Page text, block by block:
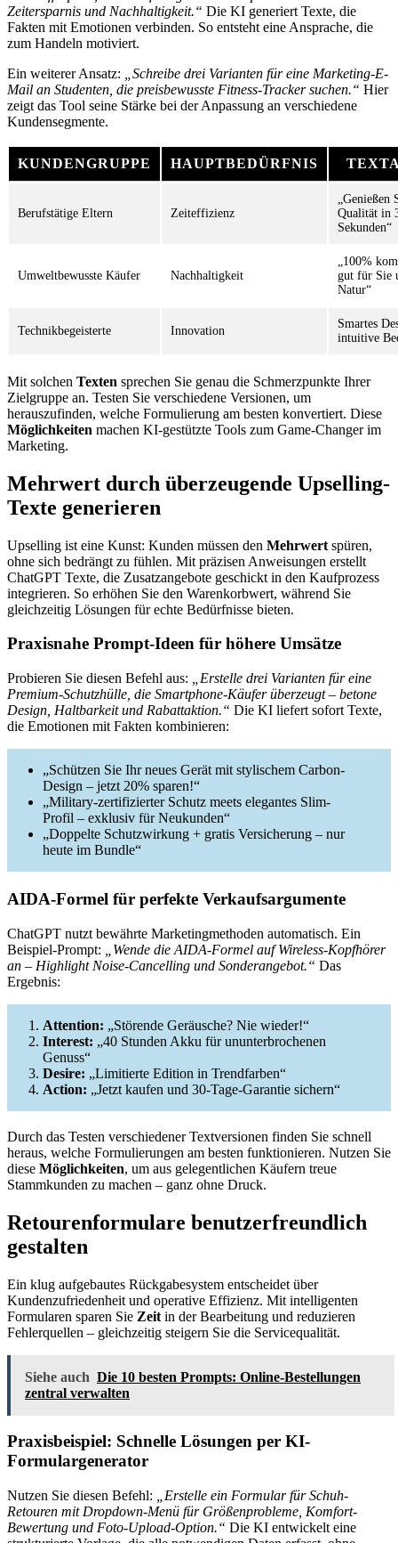
Zeitersparnis und Nachhaltigkeit.“ Die KI generiert Texte, die
Fakten mit Emotionen verbinden. So entsteht eine Ansprache, die
zum Handeln motiviert.
Ein weiterer Ansatz:
„Schreibe drei Varianten für eine Marketing-E-
Mail an Studenten, die preisbewusste Fitness-Tracker suchen.“ Hier
zeigt das Tool seine Stärke bei der Anpassung an verschiedene
Kundensegmente.
KUNDENGRUPPE HAUPTBEDÜRFNIS
Berufstätige Eltern Zeiteffizienz
„Genießen
Qualität in
Sekunden“
Umweltbewusste Käufer Nachhaltigkeit
„100%
gut für Sie
Natur“
Technikbegeisterte Innovation
Smartes
intuitive
Mit solchen Texten sprechen Sie genau die Schmerzpunkte Ihrer
Zielgruppe an. Testen Sie verschiedene Versionen, um
herauszufinden, welche Formulierung am besten konvertiert. Diese
Möglichkeiten machen KI-gestützte Tools zum Game-Changer im
Marketing.
Mehrwert durch überzeugende Upselling-
Texte generieren
Upselling ist eine Kunst: Kunden müssen den Mehrwert spüren,
ohne sich bedrängt zu fühlen. Mit präzisen Anweisungen erstellt
ChatGPT Texte, die Zusatzangebote geschickt in den Kaufprozess
integrieren. So erhöhen Sie den Warenkorbwert, während Sie
gleichzeitig Lösungen für echte Bedürfnisse bieten.
Praxisnahe Prompt-Ideen für höhere Umsätze
Probieren Sie diesen Befehl aus:
„Erstelle drei Varianten für eine
Premium-Schutzhülle, die Smartphone-Käufer überzeugt – betone
Design, Haltbarkeit und Rabattaktion.“ Die KI liefert sofort Texte,
die Emotionen mit Fakten kombinieren:
„Schützen Sie Ihr neues Gerät mit stylischem Carbon-
Design – jetzt 20% sparen!“
„Military-zertifizierter Schutz meets elegantes Slim-
Profil – exklusiv für Neukunden“
„Doppelte Schutzwirkung + gratis Versicherung – nur
heute im Bundle“
AIDA-Formel für perfekte Verkaufsargumente
ChatGPT nutzt bewährte Marketingmethoden automatisch. Ein
Beispiel-Prompt:
„Wende die AIDA-Formel auf Wireless-Kopfhörer
an – Highlight Noise-Cancelling und Sonderangebot.“ Das
Ergebnis:
Attention: „Störende Geräusche? Nie wieder!“
Interest: „40 Stunden Akku für ununterbrochenen
Genuss“
Desire: „Limitierte Edition in Trendfarben“
Action: „Jetzt kaufen und 30-Tage-Garantie sichern“
Durch das Testen verschiedener Textversionen finden Sie schnell
heraus, welche Formulierungen am besten funktionieren. Nutzen Sie
diese Möglichkeiten, um aus gelegentlichen Käufern treue
Stammkunden zu machen – ganz ohne Druck.
Retourenformulare benutzerfreundlich
gestalten
Ein klug aufgebautes Rückgabesystem entscheidet über
Kundenzufriedenheit und operative Effizienz. Mit intelligenten
Formularen sparen Sie Zeit in der Bearbeitung und reduzieren
Fehlerquellen – gleichzeitig steigern Sie die Servicequalität.
Siehe auch Die 10 besten Prompts: Online-Bestellungen
zentral verwalten
Praxisbeispiel: Schnelle Lösungen per KI-
Formulargenerator
Nutzen Sie diesen Befehl:
„Erstelle ein Formular für Schuh-
Retouren mit Dropdown-Menü für Größenprobleme, Komfort-
Bewertung und Foto-Upload-Option.“ Die KI entwickelt eine